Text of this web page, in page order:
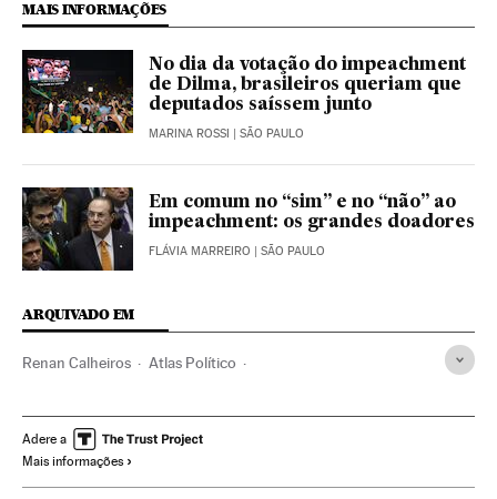
MAIS INFORMAÇÕES
No dia da votação do impeachment
de Dilma, brasileiros queriam que
deputados saíssem junto
MARINA ROSSI | SÃO PAULO
Em comum no “sim” e no “não” ao
impeachment: os grandes doadores
FLÁVIA MARREIRO | SÃO PAULO
ARQUIVADO EM
Renan Calheiros Atlas Político
Senado Federal MDB Políticos
Partido dos Trabalhadores
Adere a
Mais informações